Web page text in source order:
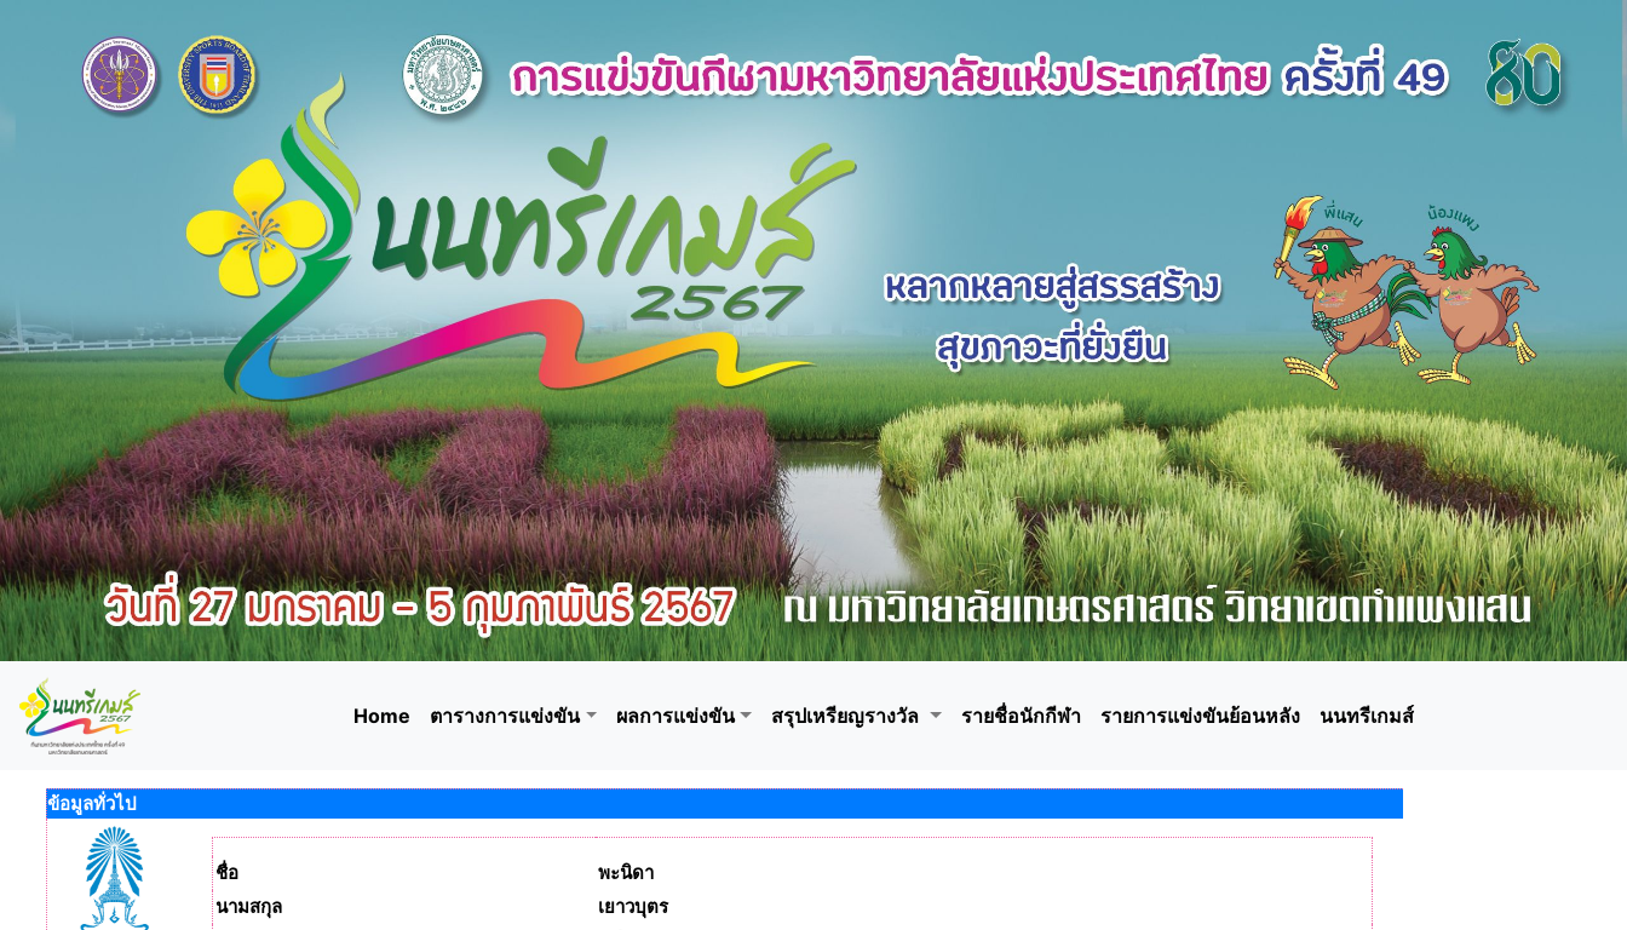
Home ตารางการแข่งขัน ผลการแข่งขัน สรุปเหรียญรางวัล รายชื่อนักกีฬา รายการแข่งขันย้อนหลัง นนทรีเกมส์
ข้อมูลทั่วไป
ชื่อ
พะนิดา
นามสกุล
เยาวบุตร